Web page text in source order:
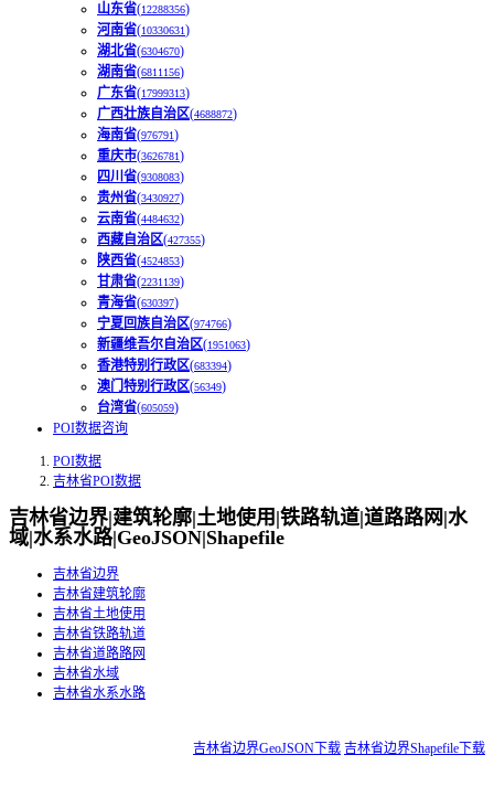
山东省(12288356)
河南省(10330631)
湖北省(6304670)
湖南省(6811156)
广东省(17999313)
广西壮族自治区(4688872)
海南省(976791)
重庆市(3626781)
四川省(9308083)
贵州省(3430927)
云南省(4484632)
西藏自治区(427355)
陕西省(4524853)
甘肃省(2231139)
青海省(630397)
宁夏回族自治区(974766)
新疆维吾尔自治区(1951063)
香港特别行政区(683394)
澳门特别行政区(56349)
台湾省(605059)
POI数据咨询
POI数据
吉林省POI数据
吉林省边界|建筑轮廓|土地使用|铁路轨道|道路路网|水
域|水系水路|GeoJSON|Shapefile
吉林省边界
吉林省建筑轮廓
吉林省土地使用
吉林省铁路轨道
吉林省道路路网
吉林省水域
吉林省水系水路
吉林省边界GeoJSON下载 吉林省边界Shapefile下载